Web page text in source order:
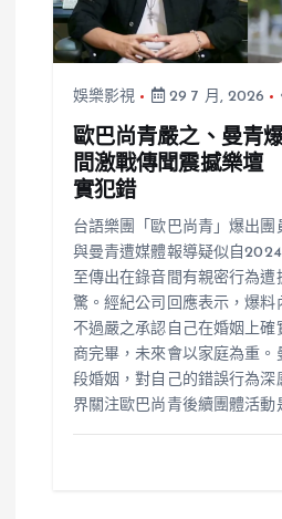
娛樂影視 29 7 月, 2026
歐巴尚青嚴之、曼青
間激戰傳聞震撼樂壇
實犯錯
台語樂團「歐巴尚青」爆出
與曼青遭媒體報導疑似自
至傳出在錄音間有親密行為遭
驚。經紀公司回應表示，爆料
不過嚴之承認自己在婚姻上
商完畢，未來會以家庭為重。
段婚姻，對自己的錯誤行為深
界關注歐巴尚青後續團體活動